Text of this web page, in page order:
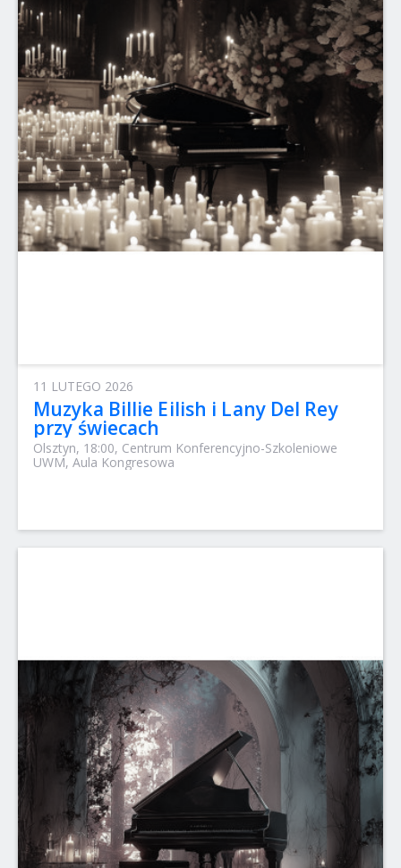
11 LUTEGO 2026
Muzyka Billie Eilish i Lany Del Rey
przy świecach
Olsztyn, 18:00, Centrum Konferencyjno-Szkoleniowe
UWM, Aula Kongresowa